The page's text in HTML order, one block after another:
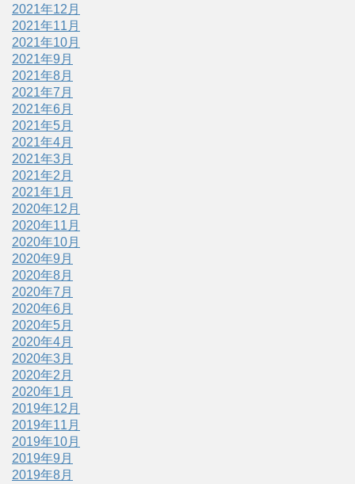
2021年12月
2021年11月
2021年10月
2021年9月
2021年8月
2021年7月
2021年6月
2021年5月
2021年4月
2021年3月
2021年2月
2021年1月
2020年12月
2020年11月
2020年10月
2020年9月
2020年8月
2020年7月
2020年6月
2020年5月
2020年4月
2020年3月
2020年2月
2020年1月
2019年12月
2019年11月
2019年10月
2019年9月
2019年8月